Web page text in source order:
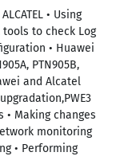
• Using
to check Log
• Huawei
PTN905B,
and Alcatel
• Making changes
monitoring
• Performing